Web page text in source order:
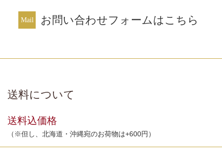
お問い合わせフォームはこちら
送料について
送料込価格
（※但し、北海道・沖縄宛のお荷物は+600円）